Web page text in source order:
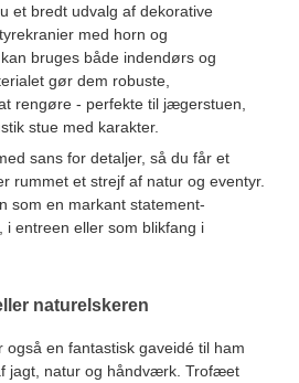
et bredt udvalg af dekorative
med horn og
bruges både indendørs og
gør dem robuste,
rengøre - perfekte til jægerstuen,
stue med karakter.
sans for detaljer, så du får et
rummet et strejf af natur og eventyr.
som en markant statement-
i entreen eller som blikfang i
naturelskeren
en fantastisk gaveidé til ham
jagt, natur og håndværk. Trofæet